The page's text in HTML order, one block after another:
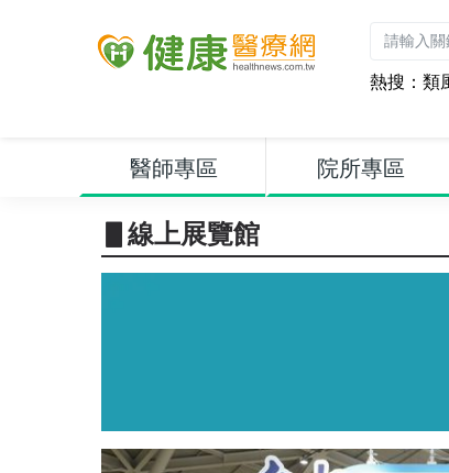
熱搜： 類
醫師專區 院所專區
▋線上展覽館